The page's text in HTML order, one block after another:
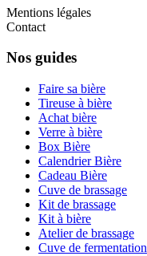
Mentions légales
Contact
Nos guides
Faire sa bière
Tireuse à bière
Achat bière
Verre à bière
Box Bière
Calendrier Bière
Cadeau Bière
Cuve de brassage
Kit de brassage
Kit à bière
Atelier de brassage
Cuve de fermentation